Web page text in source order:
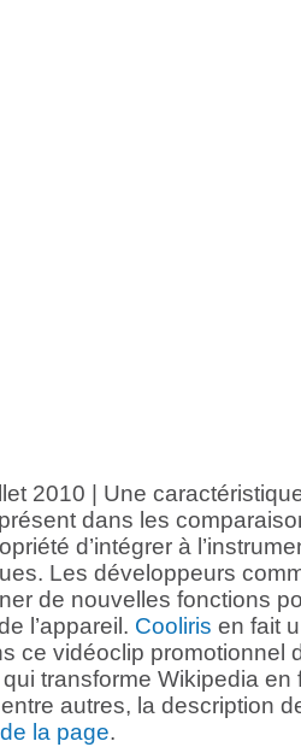
2010 | Une
dans les
d’intégrer à
Les développeurs
de nouvelles fonctions
l’appareil. Cooliris en fait
ce vidéoclip promotionnel
transforme Wikipedia en
autres, la description
la page.